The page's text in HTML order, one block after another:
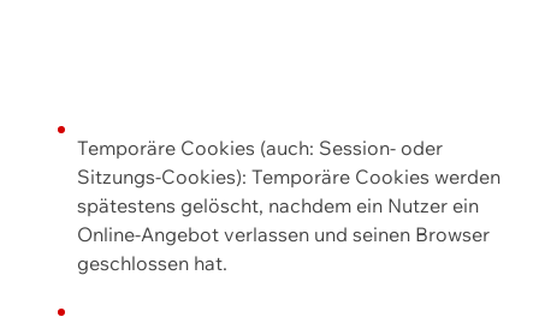
Temporäre Cookies (auch: Session- oder
Sitzungs-Cookies): Temporäre Cookies werden
spätestens gelöscht, nachdem ein Nutzer ein
Online-Angebot verlassen und seinen Browser
geschlossen hat.